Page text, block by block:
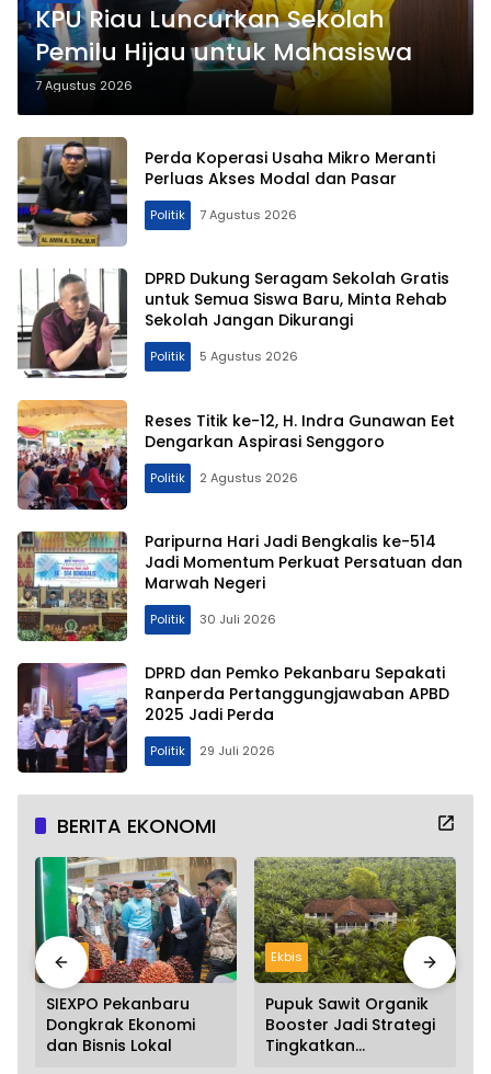
KPU Riau Luncurkan Sekolah
Pemilu Hijau untuk Mahasiswa
7 Agustus 2026
Perda Koperasi Usaha Mikro Meranti
Perluas Akses Modal dan Pasar
Politik 7 Agustus 2026
DPRD Dukung Seragam Sekolah Gratis
untuk Semua Siswa Baru, Minta Rehab
Sekolah Jangan Dikurangi
Politik 5 Agustus 2026
Reses Titik ke-12, H. Indra Gunawan Eet
Dengarkan Aspirasi Senggoro
Politik 2 Agustus 2026
Paripurna Hari Jadi Bengkalis ke-514
Jadi Momentum Perkuat Persatuan dan
Marwah Negeri
Politik 30 Juli 2026
DPRD dan Pemko Pekanbaru Sepakati
Ranperda Pertanggungjawaban APBD
2025 Jadi Perda
Politik 29 Juli 2026
BERITA EKONOMI
Ekbis
SIEXPO Pekanbaru
Dongkrak Ekonomi
dan Bisnis Lokal
Ekbis
Pupuk Sawit Organik
Booster Jadi Strategi
Tingkatkan